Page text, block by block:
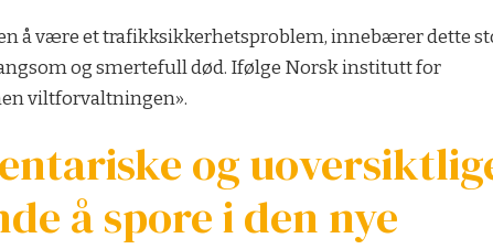
å være et trafikksikkerhetsproblem, innebærer dette
og smertefull død. Ifølge Norsk institutt for
viltforvaltningen».
og
å spore i den nye